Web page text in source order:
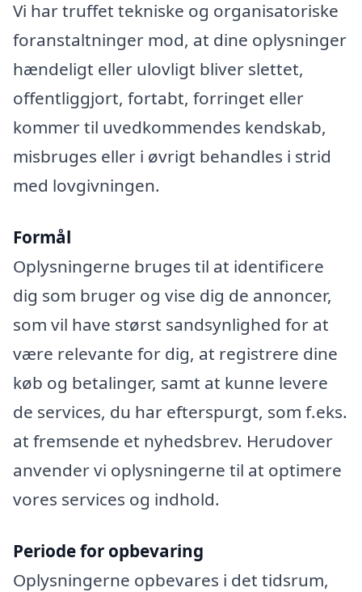
Vi har truffet tekniske og organisatoriske
foranstaltninger mod, at dine oplysninger
hændeligt eller ulovligt bliver slettet,
offentliggjort, fortabt, forringet eller
kommer til uvedkommendes kendskab,
misbruges eller i øvrigt behandles i strid
med lovgivningen.
Formål
Oplysningerne bruges til at identificere
dig som bruger og vise dig de annoncer,
som vil have størst sandsynlighed for at
være relevante for dig, at registrere dine
køb og betalinger, samt at kunne levere
de services, du har efterspurgt, som f.eks.
at fremsende et nyhedsbrev. Herudover
anvender vi oplysningerne til at optimere
vores services og indhold.
Periode for opbevaring
Oplysningerne opbevares i det tidsrum,